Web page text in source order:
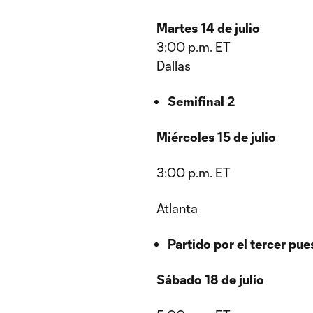
Martes 14 de julio
3:00 p.m. ET
Dallas
Semifinal 2
Miércoles 15 de julio
3:00 p.m. ET
Atlanta
Partido por el tercer
Sábado 18 de julio